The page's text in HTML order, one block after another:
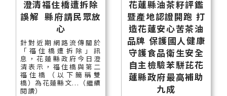
澄清福住橋遭拆除
誤解 縣府請民眾放
心
針對近期網路流傳關於
「福住橋遭拆除」訊
息，花蓮縣政府今日澄
清表示，福住橋與第二
福住橋（以下簡稱雙
橋）為花蓮縣文...（繼續
閱讀）
花蓮縣油茶籽評鑑
暨產地認證開跑 打
造花蓮安心苦茶油
品牌 保護國人健康
守護食品衛生安全
自主檢驗苯駢芘花
蓮縣政府最高補助
九成